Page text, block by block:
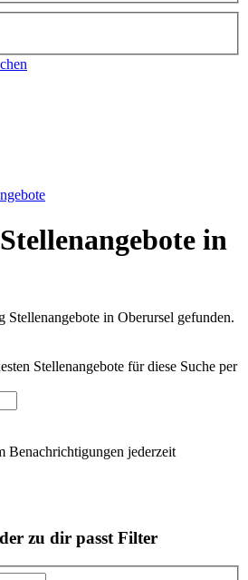
in
Stellenangebote in Oberursel gefunden.
Stellenangebote für diese Suche per
Benachrichtigungen jederzeit
zu dir passt Filter